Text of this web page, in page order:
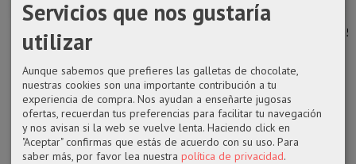
Llavero pop
Kawaki de
9,00 € 9,00 € 14,50 €
Puzzles 2 x 25
14,90 €
Servicios que nos gustaría
utilizar
Aunque sabemos que prefieres las galletas de chocolate,
nuestras cookies son una importante contribución a tu
experiencia de compra. Nos ayudan a enseñarte jugosas
ofertas, recuerdan tus preferencias para facilitar tu navegación
y nos avisan si la web se vuelve lenta. Haciendo click en
"Aceptar" confirmas que estás de acuerdo con su uso. Para
saber más, por favor lea nuestra política de privacidad.